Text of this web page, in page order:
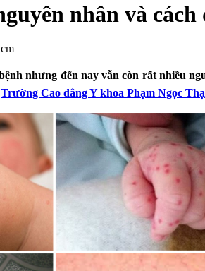
nhân và
nhưng đến nay vẫn còn rất nhiều
Trường Cao đẳng Y khoa Phạm Ngọc